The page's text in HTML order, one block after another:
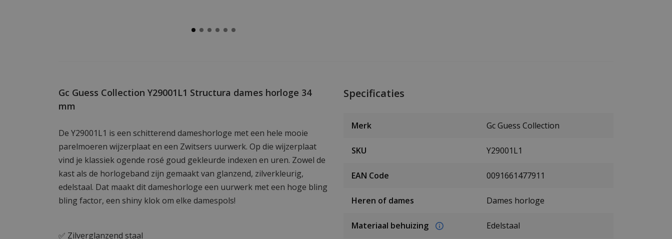
Gc Guess Collection Y29001L1 Structura dames horloge 34
mm
De Y29001L1 is een schitterend dameshorloge met een hele mooie
parelmoeren wijzerplaat en een Zwitsers uurwerk. Op die wijzerplaat
vind je klassiek ogende rosé goud gekleurde indexen en uren. Zowel de
kast als de horlogeband zijn gemaakt van glanzend, zilverkleurig,
edelstaal. Dat maakt dit dameshorloge een uurwerk met een hoge bling
bling factor, een shiny klok om elke damespols!
✅ Zilverglanzend staal
Specificaties
Merk Gc Guess Collection
SKU Y29001L1
EAN Code 0091661477911
Heren of dames Dames horloge
Materiaal behuizing Edelstaal